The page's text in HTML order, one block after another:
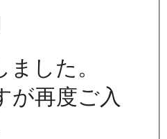
した。
が再度ご入